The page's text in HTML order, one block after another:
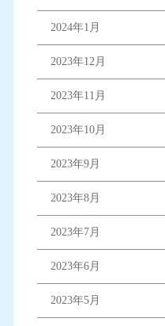
2024年1月
2023年12月
2023年11月
2023年10月
2023年9月
2023年8月
2023年7月
2023年6月
2023年5月